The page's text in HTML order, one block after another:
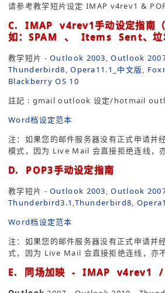
请参考教学短片设定 IMAP v4rev1 &
C. IMAP v4rev1手动设定指南（
如：SPAM 、 Items Sent、垃
教学短片 -Outlook 2003,Outlook
Thunderbird8,Opera11.1_中文版,
Blackberry OS 10
註記 : gmail outlook 设定/hotmail
Word档设定范本
注：如果您的邮件服务器没有正式申请
模式，因为 Live Mail 会直接拒绝连线，
D. POP3手动设定指南
教学短片 -Outlook 2003,Outlook
Thunderbird3.1 ,Thunderbird8,
Word档设定范本
注：如果您的邮件服务器没有正式申请
式，因为 Live Mail 会直接拒绝连线，亦
E. 同场加映 - IMAP v4rev1 /